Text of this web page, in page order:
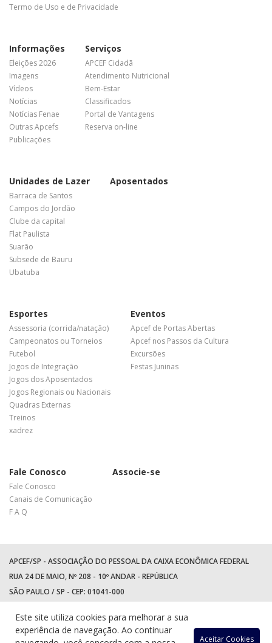
Termo de Uso e de Privacidade
Informações
Eleições 2026
Imagens
Vídeos
Notícias
Notícias Fenae
Outras Apcefs
Publicações
Serviços
APCEF Cidadã
Atendimento Nutricional
Bem-Estar
Classificados
Portal de Vantagens
Reserva on-line
Unidades de Lazer
Barraca de Santos
Campos do Jordão
Clube da capital
Flat Paulista
Suarão
Subsede de Bauru
Ubatuba
Aposentados
Esportes
Assessoria (corrida/natação)
Campeonatos ou Torneios
Futebol
Jogos de Integração
Jogos dos Aposentados
Jogos Regionais ou Nacionais
Quadras Externas
Treinos
xadrez
Eventos
Apcef de Portas Abertas
Apcef nos Passos da Cultura
Excursões
Festas Juninas
Fale Conosco
Fale Conosco
Canais de Comunicação
F A Q
Associe-se
APCEF/SP - ASSOCIAÇÃO DO PESSOAL DA CAIXA ECONÔMICA FEDERAL
RUA 24 DE MAIO, Nº 208 - 10º ANDAR - REPÚBLICA
SÃO PAULO / SP - CEP: 01041-000
WhatsApp: (11) 94597-5758
Este site utiliza cookies para melhorar a sua
experiência de navegação. Ao continuar
Aceitar Cookies